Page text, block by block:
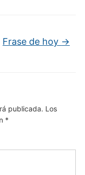
Frase de hoy →
publicada. Los
*